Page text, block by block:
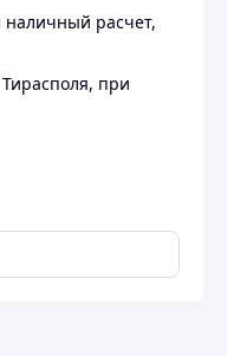
расчет,
при